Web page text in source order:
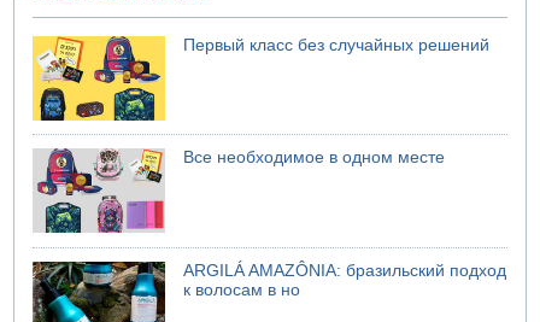
Первый класс без случайных решений
Все необходимое в одном месте
ARGILÁ AMAZÔNIA: бразильский подход
к волосам в но